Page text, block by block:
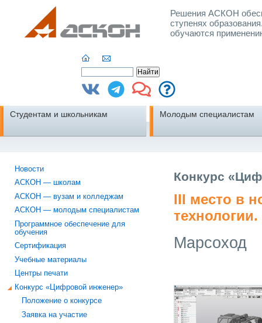
Решения АСКОН
ступенях
обучаются
Студентам и школьникам Молодым специалистам
Новости
АСКОН — школам
АСКОН — вузам и колледжам
АСКОН — молодым специалистам
Программное обеспечение для
обучения
Сертификация
Учебные материалы
Центры печати
Конкурс «Цифровой инженер»
Положение о конкурсе
Заявка на участие
Конкурс
III место в
Марсоход